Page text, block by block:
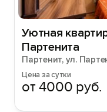
Уютная
Партенита
Партенит, ул.
Цена за сутки
от 4000 руб.